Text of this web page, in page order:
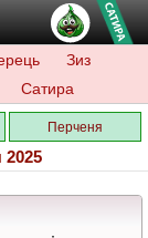
Зиз
Сатира
Перченя